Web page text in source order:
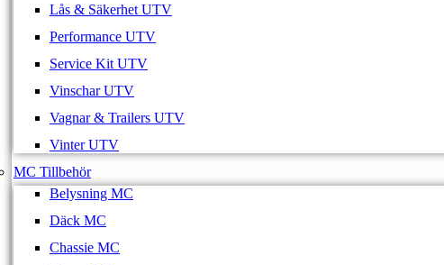
Lås & Säkerhet UTV
Performance UTV
Service Kit UTV
Vinschar UTV
Vagnar & Trailers UTV
Vinter UTV
MC Tillbehör
Belysning MC
Däck MC
Chassie MC